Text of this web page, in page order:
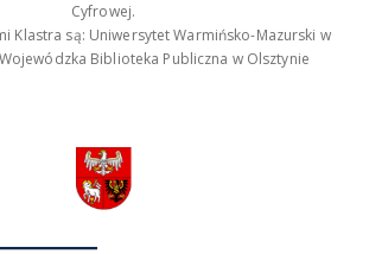
Cyfrowej.
Klastra są: Uniwersytet Warmińsko-Mazurski w
Biblioteka Publiczna w Olsztynie